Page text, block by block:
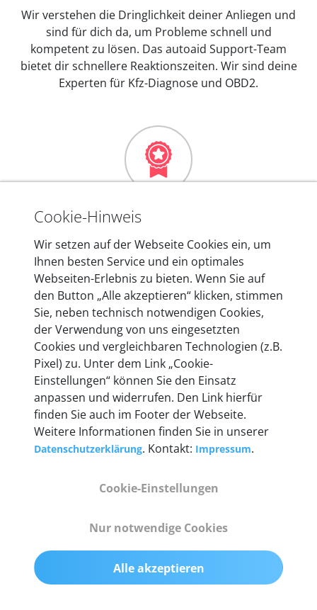
Wir verstehen die Dringlichkeit deiner Anliegen und
sind für dich da, um Probleme schnell und
kompetent zu lösen. Das autoaid Support-Team
bietet dir schnellere Reaktionszeiten. Wir sind deine
Experten für Kfz-Diagnose und OBD2.
Mehr als 10 Jahre Erfahrung
In den Kfz-Diagnosegeräten von autoaid stecken
mehr als 10 Jahre Erfahrung, und auch in Zukunft
entwickeln wir unsere Produkte am Standort in
Berlin laufend weiter. Auf diese Qualität vertrauen
heute mehr als 60.000 Privatkunden und
Unternehmen.
Technische Details &
Lieferumfang
Abmessungen
Gewicht
200 g
Cookie-Hinweis
Wir setzen auf der Webseite Cookies ein, um
Ihnen besten Service und ein optimales
Webseiten-Erlebnis zu bieten. Wenn Sie auf
den Button „Alle akzeptieren“ klicken, stimmen
Sie, neben technisch notwendigen Cookies,
der Verwendung von uns eingesetzten
Cookies und vergleichbaren Technologien (z.B.
Pixel) zu. Unter dem Link „Cookie-
Einstellungen“ können Sie den Einsatz
anpassen und widerrufen. Den Link hierfür
finden Sie auch im Footer der Webseite.
Weitere Informationen finden Sie in unserer
Datenschutzerklärung. Kontakt: Impressum.
Cookie-Einstellungen
Nur notwendige Cookies
Alle akzeptieren